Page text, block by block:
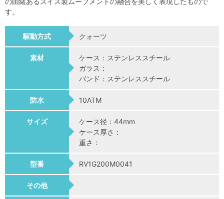
す。
駆動方式 クォーツ
素材
ケース：ステンレススチール
ガラス：
バンド：ステンレススチール
防水 10ATM
サイズ
ケース径：44mm
ケース厚さ：
重さ：
型番 RV1G200M0041
その他